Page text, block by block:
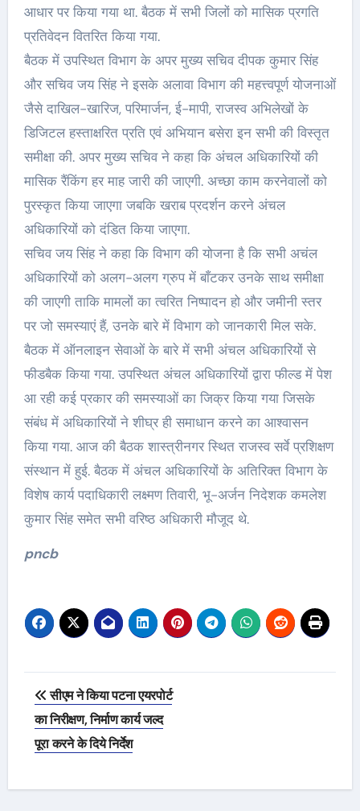
आधार पर किया गया था. बैठक में सभी जिलों को मासिक प्रगति
प्रतिवेदन वितरित किया गया.
बैठक में उपस्थित विभाग के अपर मुख्य सचिव दीपक कुमार सिंह
और सचिव जय सिंह ने इसके अलावा विभाग की महत्त्वपूर्ण योजनाओं
जैसे दाखिल-खारिज, परिमार्जन, ई-मापी, राजस्व अभिलेखों के
डिजिटल हस्ताक्षरित प्रति एवं अभियान बसेरा इन सभी की विस्तृत
समीक्षा की. अपर मुख्य सचिव ने कहा कि अंचल अधिकारियों की
मासिक रैंकिंग हर माह जारी की जाएगी. अच्छा काम करनेवालों को
पुरस्कृत किया जाएगा जबकि खराब प्रदर्शन करने अंचल
अधिकारियों को दंडित किया जाएगा.
सचिव जय सिंह ने कहा कि विभाग की योजना है कि सभी अचंल
अधिकारियों को अलग-अलग ग्रुप में बाँटकर उनके साथ समीक्षा
की जाएगी ताकि मामलों का त्वरित निष्पादन हो और जमीनी स्तर
पर जो समस्याएं हैं, उनके बारे में विभाग को जानकारी मिल सके.
बैठक में ऑनलाइन सेवाओं के बारे में सभी अंचल अधिकारियों से
फीडबैक किया गया. उपस्थित अंचल अधिकारियों द्वारा फील्ड में पेश
आ रही कई प्रकार की समस्याओं का जिक्र किया गया जिसके
संबंध में अधिकारियों ने शीघ्र ही समाधान करने का आश्वासन
किया गया. आज की बैठक शास्त्रीनगर स्थित राजस्व सर्वे प्रशिक्षण
संस्थान में हुई. बैठक में अंचल अधिकारियों के अतिरिक्त विभाग के
विशेष कार्य पदाधिकारी लक्ष्मण तिवारी, भू-अर्जन निदेशक कमलेश
कुमार सिंह समेत सभी वरिष्ठ अधिकारी मौजूद थे.
pncb
Post
navigation
सीएम ने किया पटना एयरपोर्ट
का निरीक्षण, निर्माण कार्य जल्द
पूरा करने के दिये निर्देश